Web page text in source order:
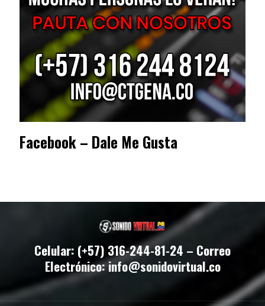
Facebook – Dale Me Gusta
Celular: (+57) 316-244-81-24 – Correo
Electrónico: info@sonidovirtual.co